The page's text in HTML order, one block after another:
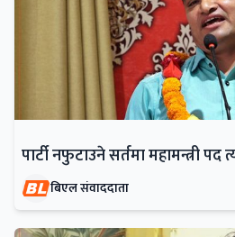
पार्टी नफुटाउने सर्तमा महामन्त्री पद
बिएल संवाददाता